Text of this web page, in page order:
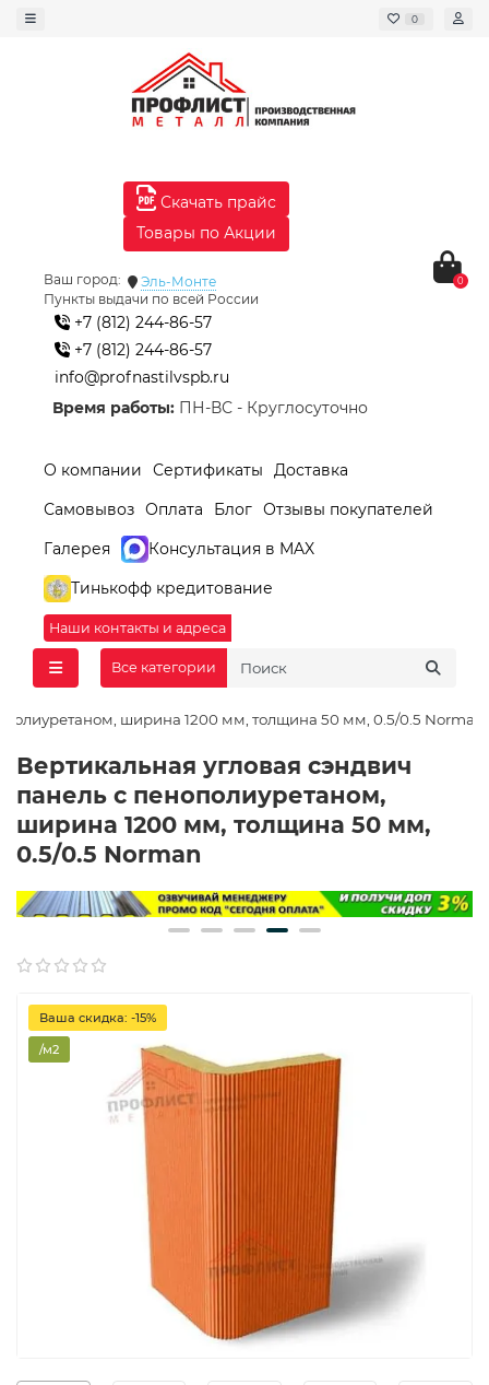
0
Скачать прайс
Товары по Акции
Ваш город:
Эль-Монте
Пункты выдачи по всей России
+7 (812) 244-86-57
+7 (812) 244-86-57
info@profnastilvspb.ru
Время работы: ПН-ВС - Круглосуточно
0
О компании Сертификаты
Доставка
Самовывоз Оплата Блог Отзывы покупателей
Галерея
Консультация в MAX
Тинькофф кредитование
Наши контакты и адреса
Все категории
ширина 1200 мм, толщина 50 мм, 0.5/0.5 Norman
Вертикальная угловая сэндвич
панель с пенополиуретаном,
ширина 1200 мм, толщина 50 мм,
0.5/0.5 Norman
Ваша скидка: -15%
/м2